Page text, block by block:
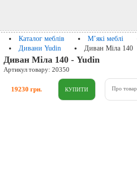
Каталог меблів М’які меблі
Дивани Yudin
Диван Міла 140
Диван Міла 140 - Yudin
Артикул товару: 20350
19230 грн. Про товар